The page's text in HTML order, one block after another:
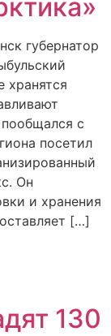
губернатор
хранятся
с
посетил
Он
и хранения
[…]
130